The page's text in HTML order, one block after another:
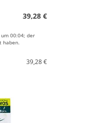
39,28 €
00:04; der
haben.
39,28 €